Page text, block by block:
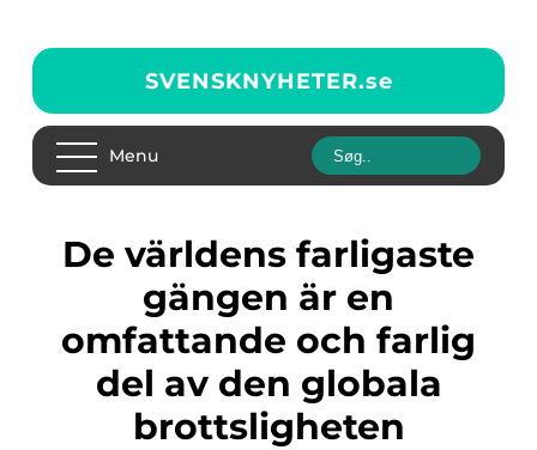
SVENSKNYHETER.se
Menu
De världens farligaste
gängen är en
omfattande och farlig
del av den globala
brottsligheten